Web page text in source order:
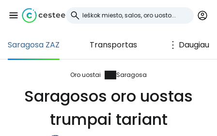
Saragosa ZAZ Transportas Daugiau
Oro uostai Saragosa
Saragosos oro uostas
trumpai tariant
Prisijunkite prie
Cestee
... pasaulinė kelionių bendruomenė
Tęsti su Google